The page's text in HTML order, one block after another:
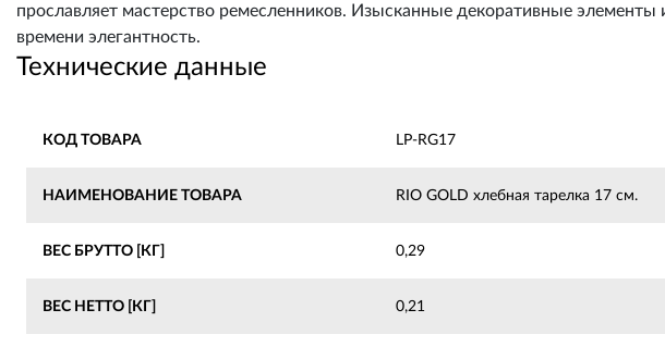
прославляет мастерство ремесленников. Изысканные декоративные
времени элегантность.
Технические данные
КОД ТОВАРА LP-RG17
НАИМЕНОВАНИЕ ТОВАРА RIO GOLD хлебная тарелка 17 см.
ВЕС БРУТТО [КГ] 0,29
ВЕС НЕТТО [КГ] 0,21